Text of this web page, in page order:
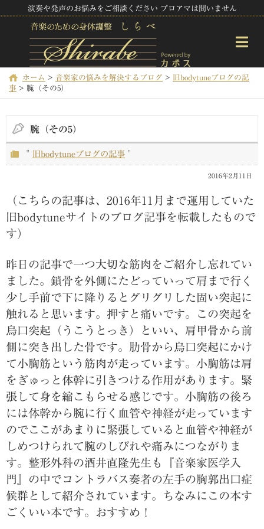
演奏や発声のお悩みをご相談ください プロアマは問いません
ホーム > 音楽家の悩みを解決するブログ > 旧bodytuneブログの記
事 > 腕（その5）
腕（その5）
" 旧bodytuneブログの記事 "
2016年2月11日
（こちらの記事は、2016年11月まで運用していた
旧bodytuneサイトのブログ記事を転載したもので
す）
昨日の記事で一つ大切な筋肉をご紹介し忘れてい
ました。鎖骨を外側にたどっていって肩まで行く
少し手前で下に降りるとグリグリした固い突起に
触れると思います。押すと痛いです。この突起を
烏口突起（うこうとっき）といい、肩甲骨から前
側に突き出した骨です。肋骨から烏口突起にかけ
て小胸筋という筋肉が走っています。小胸筋は肩
をぎゅっと体幹に引きつける作用があります。緊
張して身を縮こもらせる感じです。小胸筋の後ろ
には体幹から腕に行く血管や神経が走っています
のでここがあまりに緊張していると血管や神経が
しめつけられて腕のしびれや痛みにつながりま
す。整形外科の酒井直隆先生も『音楽家医学入
門』の中でコントラバス奏者の左手の胸郭出口症
候群として紹介されています。ちなみにこの本す
ごくいい本です。おすすめ！